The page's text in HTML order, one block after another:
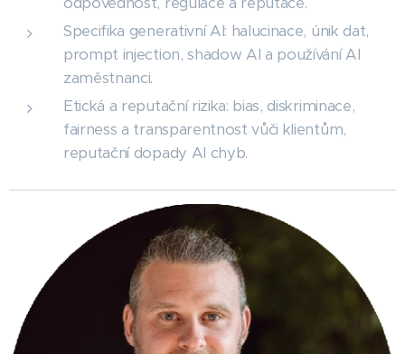
Specifika generativní AI: halucinace, únik dat,
prompt injection, shadow AI a používání AI
zaměstnanci.
Etická a reputační rizika: bias, diskriminace,
fairness a transparentnost vůči klientům,
reputační dopady AI chyb.